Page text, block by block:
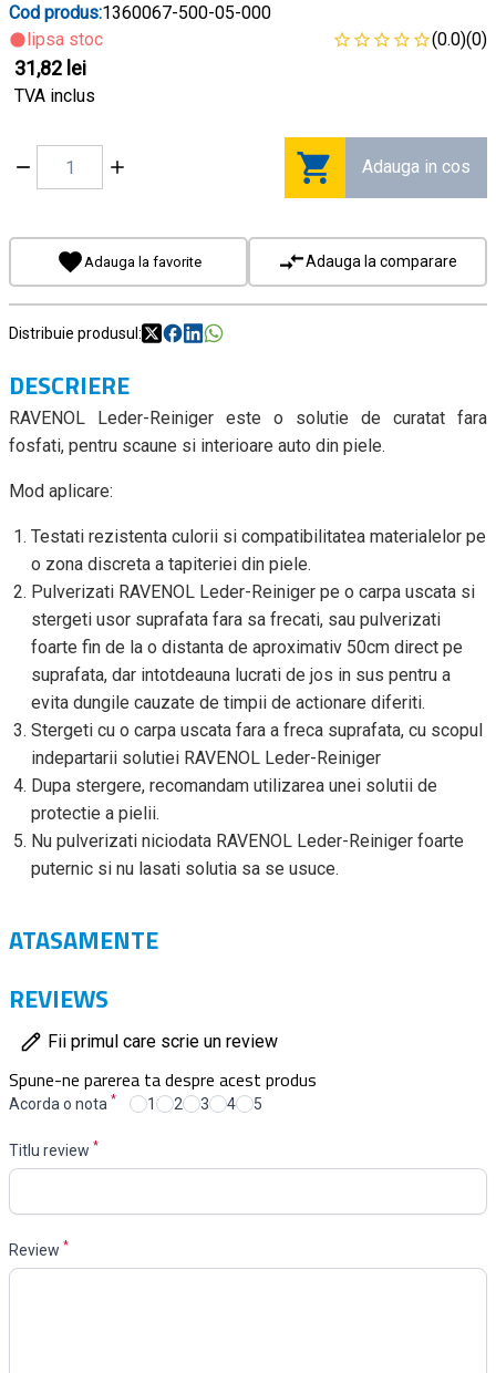
Cod produs:1360067-500-05-000
lipsa stoc
(0.0)(0)
31,82 lei
TVA inclus
Adauga in cos
Adauga la favorite Adauga la comparare
Distribuie produsul:
DESCRIERE
RAVENOL Leder-Reiniger este o solutie de curatat fara
fosfati, pentru scaune si interioare auto din piele.
Mod aplicare:
Testati rezistenta culorii si compatibilitatea materialelor pe
o zona discreta a tapiteriei din piele.
Pulverizati RAVENOL Leder-Reiniger pe o carpa uscata si
stergeti usor suprafata fara sa frecati, sau pulverizati
foarte fin de la o distanta de aproximativ 50cm direct pe
suprafata, dar intotdeauna lucrati de jos in sus pentru a
evita dungile cauzate de timpii de actionare diferiti.
Stergeti cu o carpa uscata fara a freca suprafata, cu scopul
indepartarii solutiei RAVENOL Leder-Reiniger
Dupa stergere, recomandam utilizarea unei solutii de
protectie a pielii.
Nu pulverizati niciodata RAVENOL Leder-Reiniger foarte
puternic si nu lasati solutia sa se usuce.
ATASAMENTE
REVIEWS
Fii primul care scrie un review
Spune-ne parerea ta despre acest produs
Acorda o nota * 1 2 3 4 5
Titlu review *
Review *